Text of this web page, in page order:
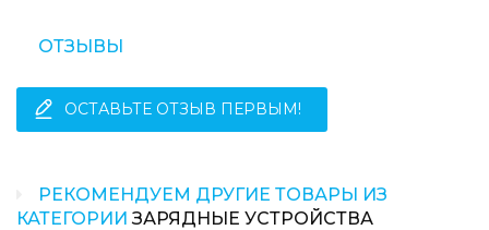
ОТЗЫВЫ
ОСТАВЬТЕ ОТЗЫВ ПЕРВЫМ!
РЕКОМЕНДУЕМ ДРУГИЕ ТОВАРЫ ИЗ
КАТЕГОРИИЗАРЯДНЫЕ УСТРОЙСТВА